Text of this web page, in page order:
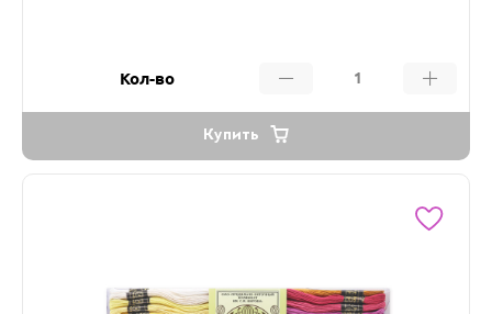
Кол-во
Купить